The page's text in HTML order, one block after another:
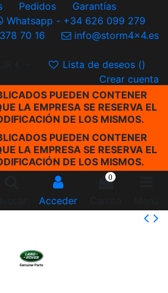
Pedidos
Garantías
Whatsapp - +34 626 099 279
70 16
info@storm4x4.es
Lista de deseos ()
Crear cuenta
PUEDEN CONTENER
LA EMPRESA SE RESERVA EL
DE LOS MISMOS.
PUEDEN CONTENER
LA EMPRESA SE RESERVA EL
DE LOS MISMOS.
Acceder
0